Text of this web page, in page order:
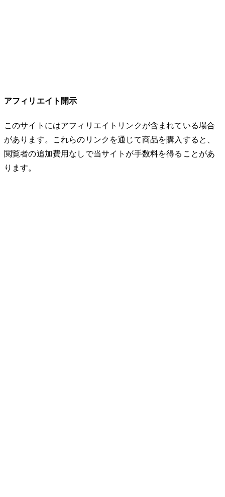
アフィリエイト開示
このサイトにはアフィリエイトリンクが含まれている場合
があります。これらのリンクを通じて商品を購入すると、
閲覧者の追加費用なしで当サイトが手数料を得ることがあ
ります。